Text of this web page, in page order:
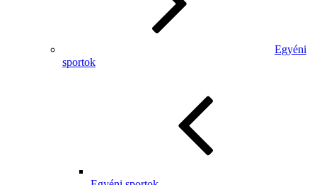
Egyéni
sportok